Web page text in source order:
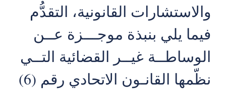
والاستشارات القانونية، التقدُّم
فيما يلي بنبذة موجـــزة عــن
الوساطــة غيــر القضائية التــي
نظّمها القانـون الاتحادي رقم (6)